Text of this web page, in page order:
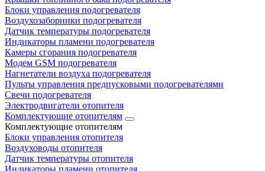
Блоки управления подогревателя
Воздухозаборники подогревателя
Датчик температуры подогревателя
Индикаторы пламени подогревателя
Камеры сгорания подогревателя
Модем GSM подогревателя
Нагнетатели воздуха подогревателя
Пульты управления предпусковыми подогревателями
Свечи подогревателя
Электродвигатели отопителя
Комплектующие отопителям
Комплектующие отопителям
Блоки управления отопителя
Воздуховоды отопителя
Датчик температуры отопителя